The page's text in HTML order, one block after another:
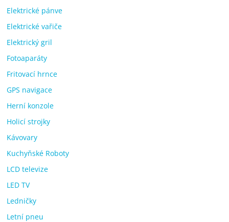
Elektrické pánve
Elektrické vařiče
Elektrický gril
Fotoaparáty
Fritovací hrnce
GPS navigace
Herní konzole
Holicí strojky
Kávovary
Kuchyňské Roboty
LCD televize
LED TV
Ledničky
Letní pneu